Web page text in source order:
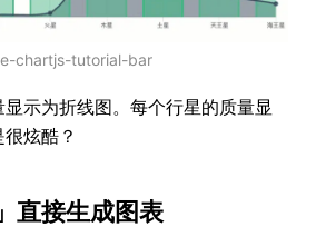
chartjs-tutorial-bar
示为折线图。每个行星的质量显
炫酷？
直接生成图表